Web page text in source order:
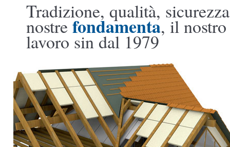
Tradizione, qualità,
nostrefondamenta, il nostro
lavoro sin dal 1979